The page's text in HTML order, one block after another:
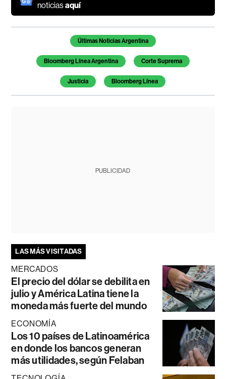
noticiasaquí
Temas de este artículoÚltimas Noticias Argentina
Bloomberg Línea Argentina Corte Suprema
Justicia Bloomberg Línea
PUBLICIDAD
LAS MÁS VISITADAS
MERCADOS
El precio del dólar se debilita en
julio y América Latina tiene la
moneda más fuerte del mundo
ECONOMÍA
Los 10 países de Latinoamérica
en donde los bancos generan
más utilidades, según Felaban